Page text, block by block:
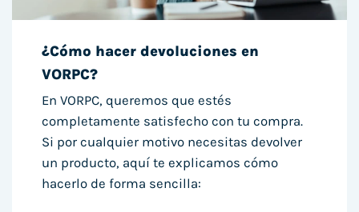
¿Cómo hacer devoluciones en
VORPC?
En VORPC, queremos que estés
completamente satisfecho con tu compra.
Si por cualquier motivo necesitas devolver
un producto, aquí te explicamos cómo
hacerlo de forma sencilla: